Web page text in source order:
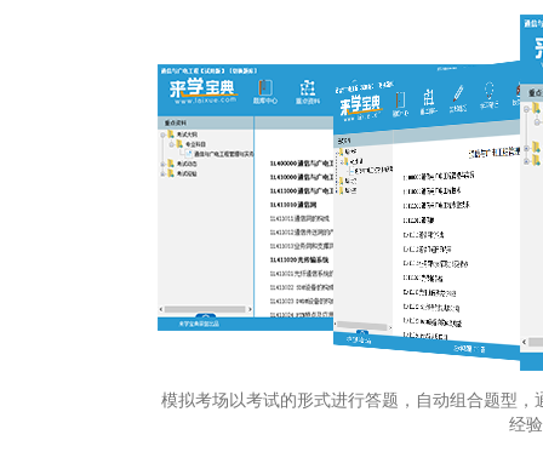
模拟考场以考试的形式进行答题，自动组合题型
经